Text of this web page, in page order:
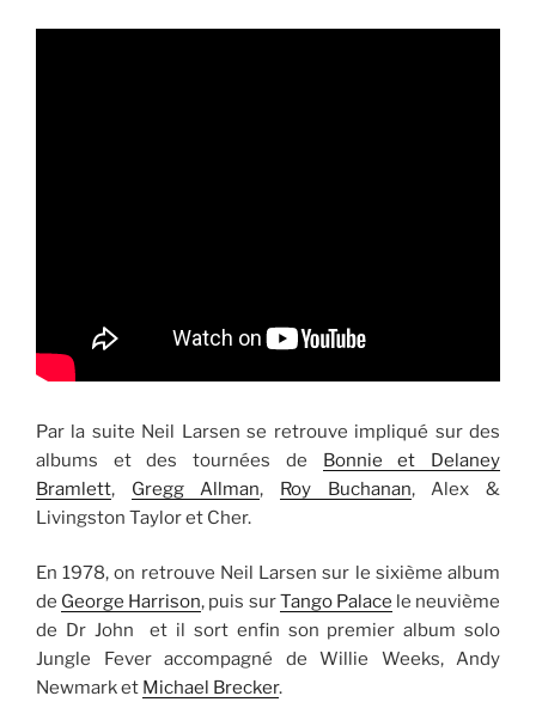
Par la suite Neil Larsen se retrouve impliqué sur des
albums et des tournées de Bonnie et Delaney
Bramlett, Gregg Allman, Roy Buchanan, Alex &
Livingston Taylor et Cher.
En 1978, on retrouve Neil Larsen sur le sixième album
de George Harrison, puis surTango Palace le neuvième
de Dr John et il sort enfin son premier album solo
Jungle Fever accompagné de Willie Weeks, Andy
Newmark et Michael Brecker.